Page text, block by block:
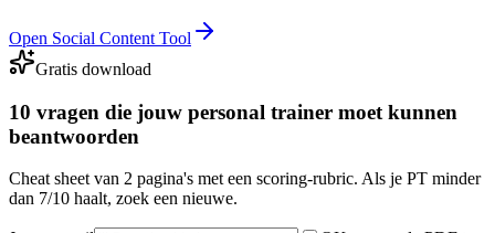
Open Social Content Tool
Gratis download
10 vragen die jouw personal trainer moet kunnen
beantwoorden
Cheat sheet van 2 pagina's met een scoring-rubric. Als je PT minder
dan 7/10 haalt, zoek een nieuwe.